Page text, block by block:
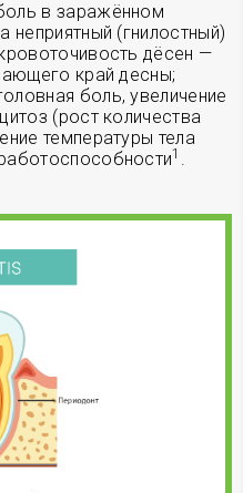
в заражённом
неприятный (гнилостный)
дёсен —
край десны;
боль, увеличение
(рост количества
температуры тела
1 .